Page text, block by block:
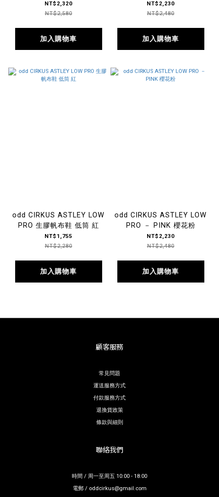
NT$2,320
NT$2,580
加入購物車
NT$2,230
NT$2,480
加入購物車
odd CIRKUS ASTLEY LOW
PRO 生膠帆布鞋 低筒 紅
NT$1,755
NT$2,280
加入購物車
odd CIRKUS ASTLEY LOW
PRO － PINK 櫻花粉
NT$2,230
NT$2,480
加入購物車
顧客服務
常見問題
運送服務方式
付款服務方式
退換貨政策
條款與細則
聯絡我們
時間 / 周一至周五 10:00 - 18:00
電郵 / oddcirkus@gmail.com